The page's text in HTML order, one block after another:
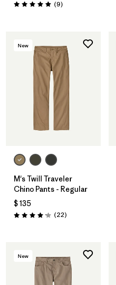
Valoración: 5.0 / 5
(9Comentarios
)
New
M's Twill Traveler
Chino Pants - Regular
$ 135
Valoración: 4.2 / 5
(22Comentarios
)
New